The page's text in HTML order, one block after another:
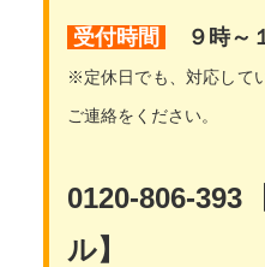
受付時間 ９時～
※定休日でも、対応して
ご連絡をください。
0120-806-
ル】